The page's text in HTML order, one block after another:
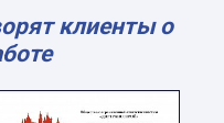
клиенты о